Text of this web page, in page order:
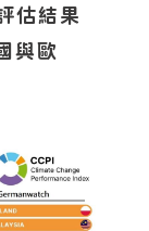
估結果
與歐